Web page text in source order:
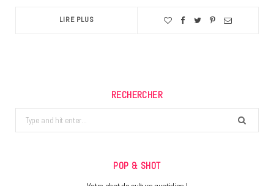
LIRE PLUS
RECHERCHER
Search
for:
POP & SHOT